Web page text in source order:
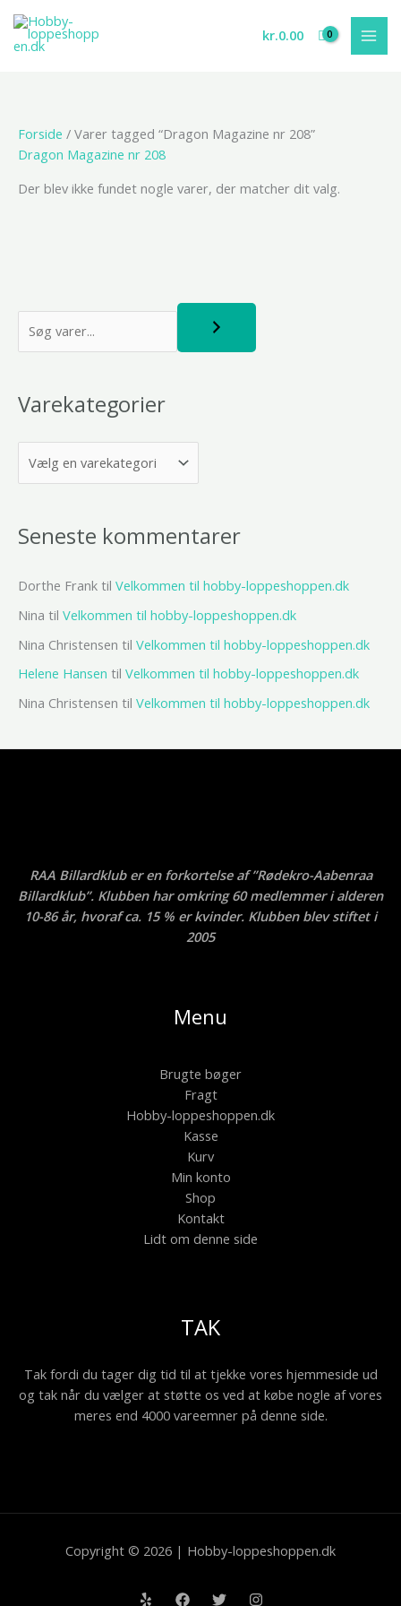
indholdet
kr.0.00
S
Varekategorier
Seneste kommentarer
Dorthe Frank til Velkommen til hobby-loppeshoppen.dk
Nina til Velkommen til hobby-loppeshoppen.dk
Nina Christensen til Velkommen til hobby-loppeshoppen.dk
Helene Hansen til Velkommen til hobby-loppeshoppen.dk
Nina Christensen til Velkommen til hobby-loppeshoppen.dk
Forside / Varer tagged “Dragon Magazine nr 208”
Dragon Magazine nr 208
Der blev ikke fundet nogle varer, der matcher dit valg.
RAA Billardklub er en forkortelse af ”Rødekro-Aabenraa
Billardklub”. Klubben har omkring 60 medlemmer i alderen
10-86 år, hvoraf ca. 15 % er kvinder. Klubben blev stiftet i
2005
Menu
Brugte bøger
Fragt
Hobby-loppeshoppen.dk
Kasse
Kurv
Min konto
Shop
Kontakt
Lidt om denne side
TAK
Tak fordi du tager dig tid til at tjekke vores hjemmeside ud
og tak når du vælger at støtte os ved at købe nogle af vores
meres end 4000 vareemner på denne side.
Copyright © 2026 | Hobby-loppeshoppen.dk